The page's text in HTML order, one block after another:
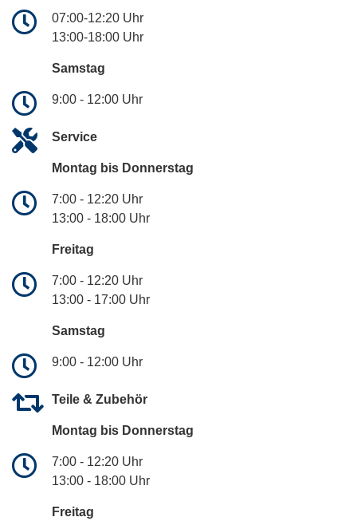
07:00-12:20 Uhr
13:00-18:00 Uhr
Samstag
9:00 - 12:00 Uhr
Service
Montag bis Donnerstag
7:00 - 12:20 Uhr
13:00 - 18:00 Uhr
Freitag
7:00 - 12:20 Uhr
13:00 - 17:00 Uhr
Samstag
9:00 - 12:00 Uhr
Teile & Zubehör
Montag bis Donnerstag
7:00 - 12:20 Uhr
13:00 - 18:00 Uhr
Freitag